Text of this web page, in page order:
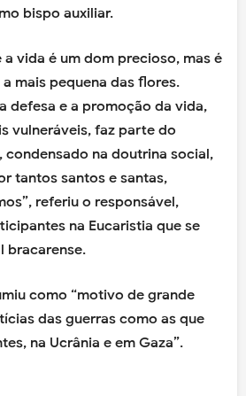
bispo auxiliar.
a vida é um dom precioso, mas é
mais pequena das flores.
defesa e a promoção da vida,
vulneráveis, faz parte do
condensado na doutrina social,
tantos santos e santas,
referiu o responsável,
na Eucaristia que se
bracarense.
como “motivo de grande
das guerras como as que
na Ucrânia e em Gaza”.